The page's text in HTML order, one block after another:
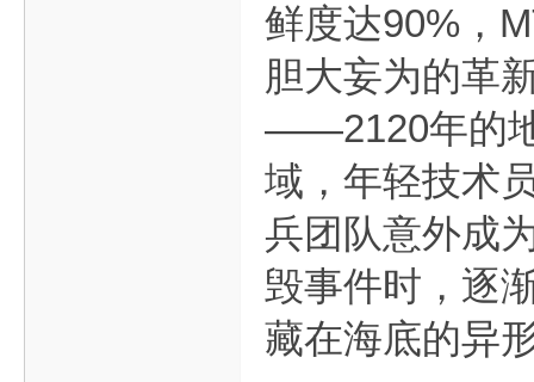
鲜度达90%，
胆大妄为的革
——2120年的
域，年轻技术
兵团队意外成
毁事件时，逐
藏在海底的异